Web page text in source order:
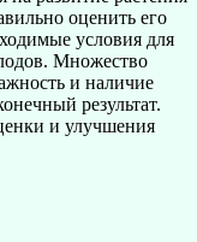
оценить его
условия для
Множество
и наличие
результат.
и улучшения